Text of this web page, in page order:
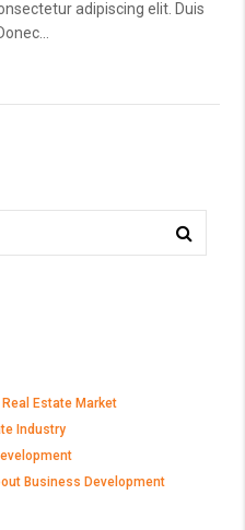
adipiscing elit. Duis
Estate Market
Industry
Business Development